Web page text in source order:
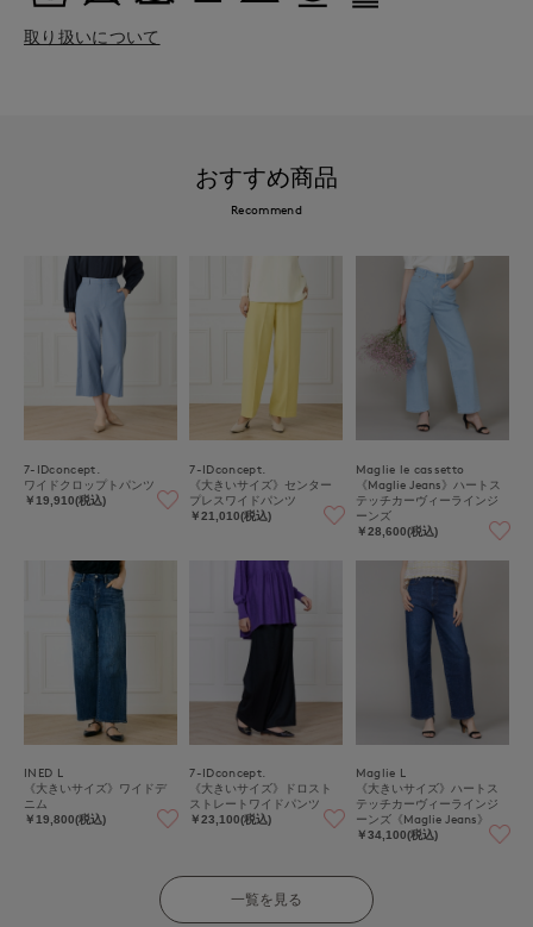
取り扱いについて
おすすめ商品
Recommend
7-IDconcept.
ワイドクロップトパンツ
￥19,910(税込)
7-IDconcept.
《大きいサイズ》センター
プレスワイドパンツ
￥21,010(税込)
Maglie le cassetto
《Maglie Jeans》ハートス
テッチカーヴィーラインジ
ーンズ
￥28,600(税込)
INED L
《大きいサイズ》ワイドデ
ニム
￥19,800(税込)
7-IDconcept.
《大きいサイズ》ドロスト
ストレートワイドパンツ
￥23,100(税込)
Maglie L
《大きいサイズ》ハートス
テッチカーヴィーラインジ
ーンズ《Maglie Jeans》
￥34,100(税込)
一覧を見る